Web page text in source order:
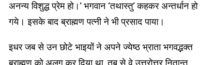
अनन्य विशुद्ध प्रेम हो।’ भगवान ‘तथास्तु’ कहकर अन्तर्धान हो
गये। इसके बाद ब्राह्मण पत्नी ने भी प्रसाद पाया।
इधर जब से उन छोटे भाइयों ने अपने ज्येष्ठ भ्राता भगवद्भक्त